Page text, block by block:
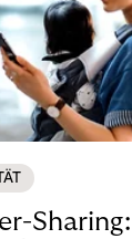
Sharing: